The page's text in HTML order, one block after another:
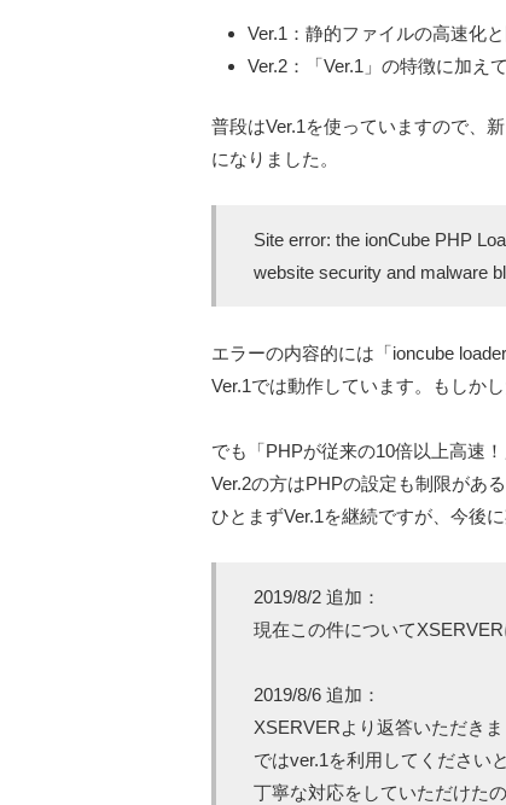
Ver.1：静的ファイルの高速化
Ver.2：「Ver.1」の特徴に加え
普段はVer.1を使っていますので、
になりました。
Site error: the ionCube PHP
website security and malware
エラーの内容的には「ioncube
Ver.1では動作しています。もしか
でも「PHPが従来の10倍以上高速
Ver.2の方はPHPの設定も制限があ
ひとまずVer.1を継続ですが、今後
2019/8/2 追加：
現在この件について
2019/8/6 追加：
XSERVERより返答いただき
ではver.1を利用してください
丁寧な対応をしていただけた